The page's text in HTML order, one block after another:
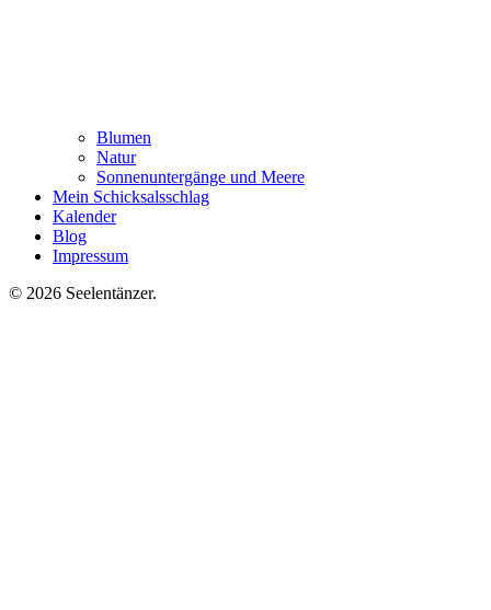
Blumen
Natur
Sonnenuntergänge und Meere
Mein Schicksalsschlag
Kalender
Blog
Impressum
© 2026 Seelentänzer.